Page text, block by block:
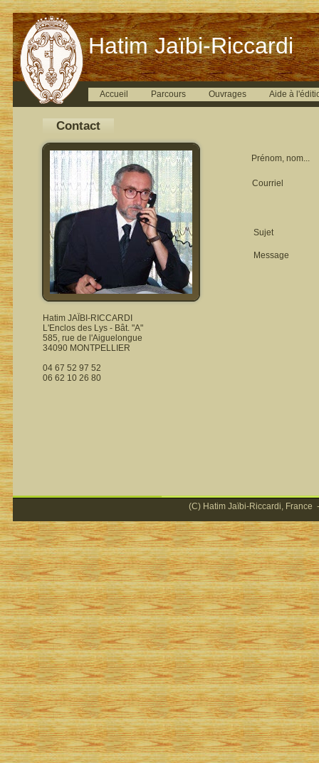
Hatim Jaïbi-Riccardi
Accueil Parcours Ouvrages Aide à
Contact
Hatim JAÏBI-RICCARDI
L'Enclos des Lys - Bât. "A"
585, rue de l'Aiguelongue
34090 MONTPELLIER
04 67 52 97 52
06 62 10 26 80
Prénom, nom...
Courriel
Sujet
Message
(C) Hatim Jaïbi-Riccardi, France